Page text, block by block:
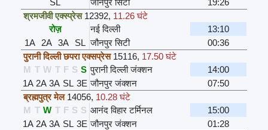
SL
जौनपुर सिटी
19:26
श्रमजीवी एक्स्प्रेस 12392, 11.26 घंटे
रोज़
नई दिल्ली
13:10
1A
2A 3A SL जौनपुर सिटी
00:36
पुरानी दिल्ली छपरा एक्सप्रेस 15116, 17.50 घंटे
M T W T F S S पुरानी दिल्ली जंक्शन
14:00
1A 2A 3A SL 3E जौनपुर जंक्शन
07:50
ब्रह्मपुत्र मेल 14056, 10.28 घंटे
M T W T F S S आनंद विहार टर्मिनल
15:00
1A 2A 3A SL 3E जौनपुर जंक्शन
01:28